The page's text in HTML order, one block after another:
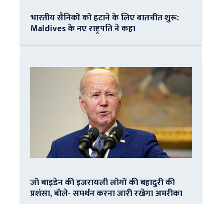
भारतीय सैनिकों को हटाने के लिए बातचीत शुरू:
Maldives के नए राष्ट्रपति ने कहा
जो बाइडेन की इजरायली लोगों की बहादुरी की
प्रशंसा, बोले- समर्थन करना जारी रखेगा अमरीका